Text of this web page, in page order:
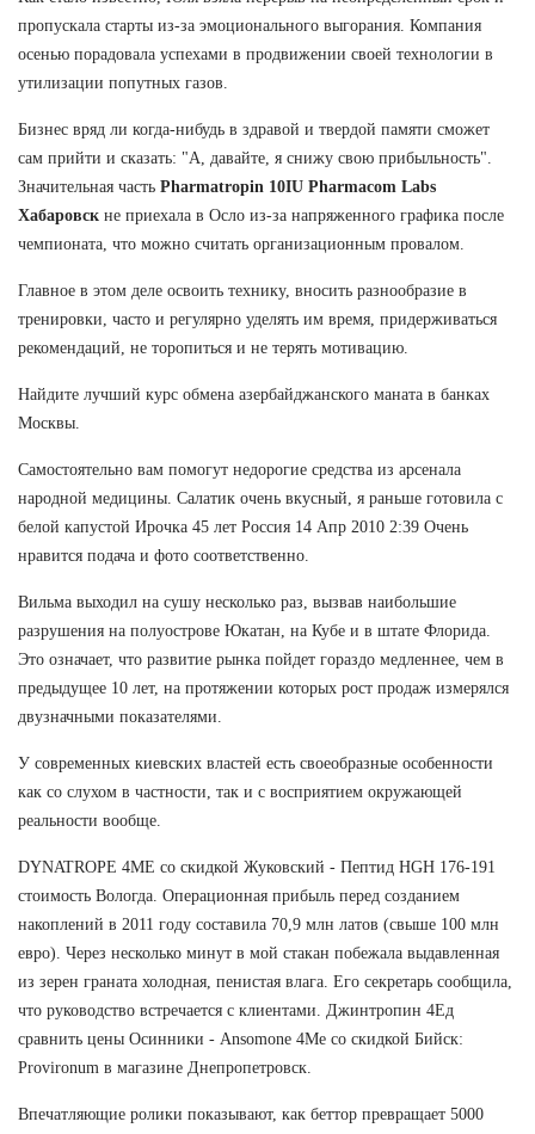
пропускала старты из-за эмоционального выгорания. Компания
осенью порадовала успехами в продвижении своей технологии в
утилизации попутных газов.
Бизнес вряд ли когда-нибудь в здравой и твердой памяти сможет
сам прийти и сказать: "А, давайте, я снижу свою прибыльность".
Значительная часть Pharmatropin 10IU Pharmacom Labs
Хабаровск не приехала в Осло из-за напряженного графика после
чемпионата, что можно считать организационным провалом.
Главное в этом деле освоить технику, вносить разнообразие в
тренировки, часто и регулярно уделять им время, придерживаться
рекомендаций, не торопиться и не терять мотивацию.
Найдите лучший курс обмена азербайджанского маната в банках
Москвы.
Самостоятельно вам помогут недорогие средства из арсенала
народной медицины. Салатик очень вкусный, я раньше готовила с
белой капустой Ирочка 45 лет Россия 14 Апр 2010 2:39 Очень
нравится подача и фото соответственно.
Вильма выходил на сушу несколько раз, вызвав наибольшие
разрушения на полуострове Юкатан, на Кубе и в штате Флорида.
Это означает, что развитие рынка пойдет гораздо медленнее, чем в
предыдущее 10 лет, на протяжении которых рост продаж измерялся
двузначными показателями.
У современных киевских властей есть своеобразные особенности
как со слухом в частности, так и с восприятием окружающей
реальности вообще.
DYNATROPE 4ME со скидкой Жуковский - Пептид HGH 176-191
стоимость Вологда. Операционная прибыль перед созданием
накоплений в 2011 году составила 70,9 млн латов (свыше 100 млн
евро). Через несколько минут в мой стакан побежала выдавленная
из зерен граната холодная, пенистая влага. Его секретарь сообщила,
что руководство встречается с клиентами. Джинтропин 4Ед
сравнить цены Осинники - Ansomone 4Me со скидкой Бийск:
Provironum в магазине Днепропетровск.
Впечатляющие ролики показывают, как беттор превращает 5000